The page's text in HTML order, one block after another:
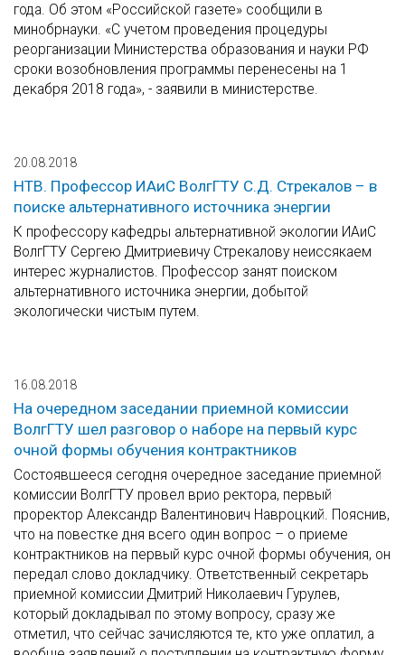
года. Об этом «Российской газете» сообщили в
минобрнауки. «С учетом проведения процедуры
реорганизации Министерства образования и науки РФ
сроки возобновления программы перенесены на 1
декабря 2018 года», - заявили в министерстве.
20.08.2018
НТВ. Профессор ИАиС ВолгГТУ С.Д. Стрекалов – в
поиске альтернативного источника энергии
К профессору кафедры альтернативной экологии ИАиС
ВолгГТУ Сергею Дмитриевичу Стрекалову неиссякаем
интерес журналистов. Профессор занят поиском
альтернативного источника энергии, добытой
экологически чистым путем.
16.08.2018
На очередном заседании приемной комиссии
ВолгГТУ шел разговор о наборе на первый курс
очной формы обучения контрактников
Состоявшееся сегодня очередное заседание приемной
комиссии ВолгГТУ провел врио ректора, первый
проректор Александр Валентинович Навроцкий. Пояснив,
что на повестке дня всего один вопрос – о приеме
контрактников на первый курс очной формы обучения, он
передал слово докладчику. Ответственный секретарь
приемной комиссии Дмитрий Николаевич Гурулев,
который докладывал по этому вопросу, сразу же
отметил, что сейчас зачисляются те, кто уже оплатил, а